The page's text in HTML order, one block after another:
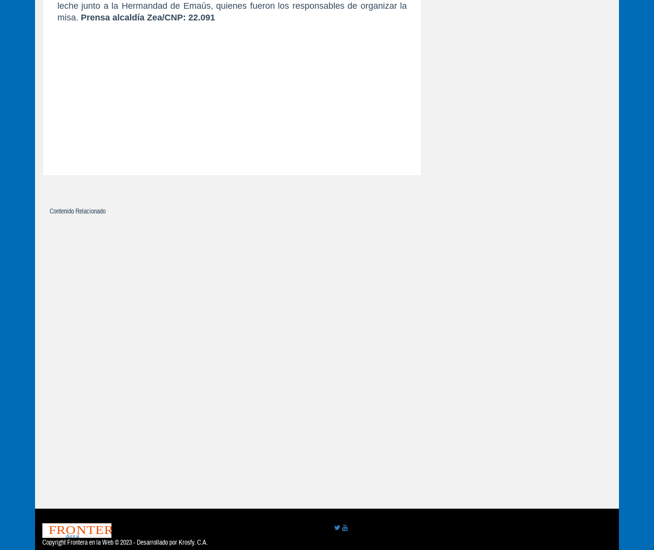
leche junto a la Hermandad de Emaús, quienes fueron los responsables de organizar la
misa. Prensa alcaldía Zea/CNP: 22.091
Contenido Relacionado
Copyright Frontera en la Web © 2023 - Desarrollado por Krosfy. C.A.